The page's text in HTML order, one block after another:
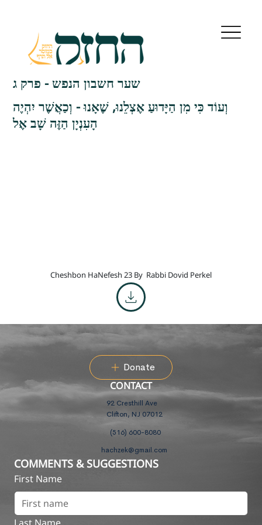
שער חשבון הנפש - פרק ג
וְעוֹד כִּי מִן הַיָּדוּעַ אֶצְלֵנוּ, שֶׁאָנוּ - וְכַאֲשֶׁר יִהְיֶה
הָעִנְיָן הַזֶּה שָׁב אֶל
Cheshbon HaNefesh 23 By Rabbi Dovid Perkel
Donate
CONTACT
92 Cresthill Ave
Clifton, NJ 07012
(516) 600-8080
hachzek@gmail.com
COMMENTS & SUGGESTIONS
First Name